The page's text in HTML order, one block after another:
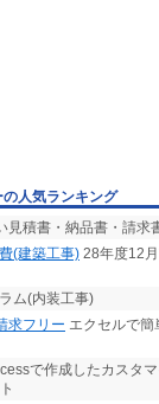
の人気ランキング
見積書・納品書・請求
(建築工事) 28年度12
ム(内装工事)
求フリー エクセルで
で作成したカスタ